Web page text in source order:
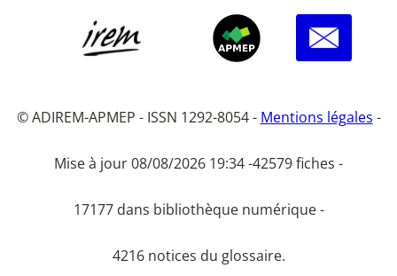
© ADIREM-APMEP - ISSN 1292-8054 - Mentions légales -
Mise à jour 08/08/2026 19:34 -42579 fiches -
17177 dans bibliothèque numérique -
4216 notices du glossaire.